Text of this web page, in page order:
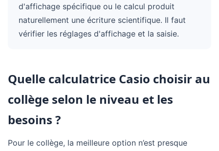
d'affichage spécifique ou le calcul produit
naturellement une écriture scientifique. Il faut
vérifier les réglages d'affichage et la saisie.
Quelle calculatrice Casio choisir au
collège selon le niveau et les
besoins ?
Pour le collège, la meilleure option n’est presque